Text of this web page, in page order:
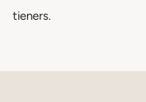
tieners.